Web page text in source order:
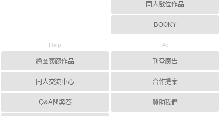
同人數位作品
BOOKY
Help
繪圖藝廊作品
同人交流中心
Q&A問與答
Ad
刊登廣告
合作提案
贊助我們